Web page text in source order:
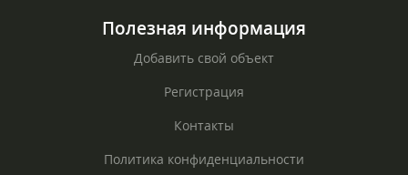
Полезная информация
Добавить свой объект
Регистрация
Контакты
Политика конфиденциальности